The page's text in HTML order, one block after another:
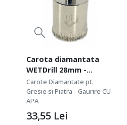
Carota diamantata
WETDrill 28mm -
gaurire cu apa pt.
portelan, faianta,
gresie etc. -
Profesional Standard.
- DXDY.WETDrill.28
Carote Diamantate pt.
Gresie si Piatra - Gaurire CU
APA
33,55 Lei